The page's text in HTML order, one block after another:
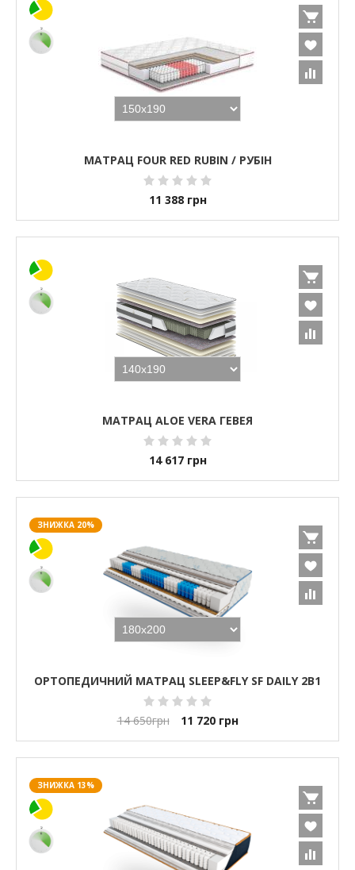
МАТРАЦ FOUR RED RUBIN / РУБІН
11 388 грн
МАТРАЦ ALOE VERA ГЕВЕЯ
14 617 грн
ЗНИЖКА 20%
ОРТОПЕДИЧНИЙ МАТРАЦ SLEEP&FLY SF DAILY 2В1
14 650грн 11 720 грн
ЗНИЖКА 13%